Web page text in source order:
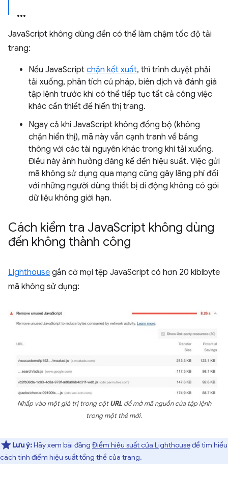
JavaScript không dùng đến có thể làm chậm tốc độ tải
trang:
Nếu JavaScript chặn kết xuất, thì trình duyệt phải
tải xuống, phân tích cú pháp, biên dịch và đánh giá
tập lệnh trước khi có thể tiếp tục tất cả công việc
khác cần thiết để hiển thị trang.
Ngay cả khi JavaScript không đồng bộ (không
chặn hiển thị), mã này vẫn cạnh tranh về băng
thông với các tài nguyên khác trong khi tải xuống.
Điều này ảnh hưởng đáng kể đến hiệu suất. Việc gửi
mã không sử dụng qua mạng cũng gây lãng phí đối
với những người dùng thiết bị di động không có gói
dữ liệu không giới hạn.
Cách kiểm tra JavaScript không dùng
đến không thành công
Lighthouse gắn cờ mọi tệp JavaScript có hơn 20 kibibyte
mã không sử dụng:
Nhấp vào một giá trị trong cộtURLđể mở mã nguồn của tập lệnh
trong một thẻ mới.
Lưu ý:Hãy xem bài đăng Điểm hiệu suất của Lighthouseđể tìm hiểu
cách tính điểm hiệu suất tổng thể của trang.